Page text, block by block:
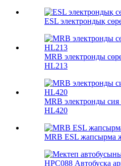
ESL электрондық
MRB электронды
HL213
MRB электронды сия
HL420
MRB ESL жапсырма